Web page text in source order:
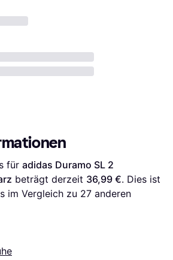
für adidas Duramo SL 2
beträgt derzeit 36,99 €. Dies ist
im Vergleich zu 27 anderen